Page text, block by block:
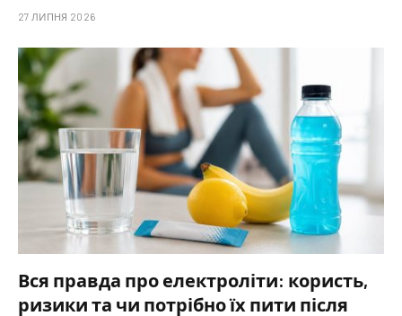
27 ЛИПНЯ 2026
Вся правда про електроліти: користь,
ризики та чи потрібно їх пити після